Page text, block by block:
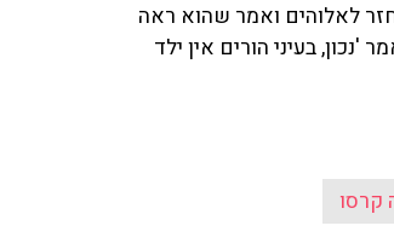
לאלוהים ואמר שהוא ראה
בעיני הורים אין ילד
קרסו